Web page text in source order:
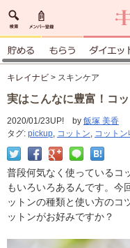
キレイナビ > スキンケア
実はこんなに豊富！コ
2020/01/23UP! by 飯塚 美香
タグ: pickup, コットン, コットン
普段何気なく使っているコ
もいろいろあるんです。今
ットンの種類と使い方のコ
ットンがお好みですか？